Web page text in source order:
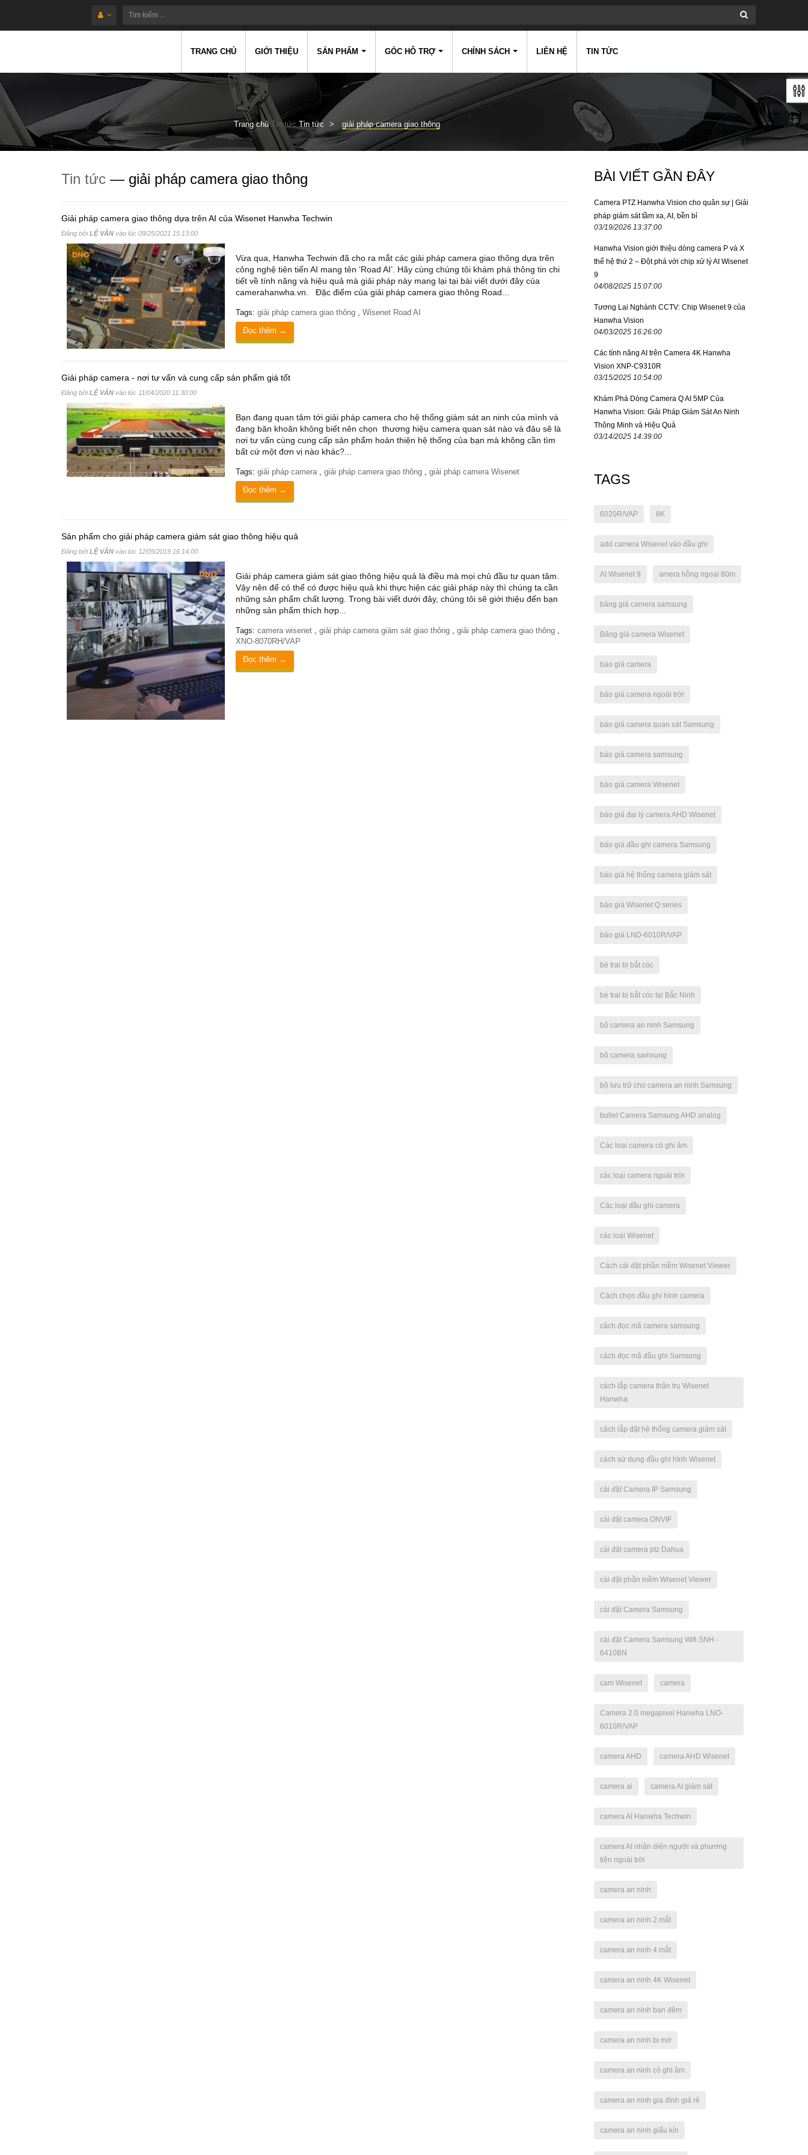
TRANG CHỦ GIỚI THIỆU SẢN PHẨM GÓC HỖ TRỢ CHÍNH SÁCH LIÊN HỆ TIN TỨC
Trang chủ Tin tức Tin tức giải pháp camera giao thông
Tin tức — giải pháp camera giao thông
Giải pháp camera giao thông dựa trên AI của Wisenet Hanwha Techwin
Đăng bởiLỆ VÂN vào lúc 09/25/2021 15:13:00
Vừa qua, Hanwha Techwin đã cho ra mắt các giải pháp camera giao thông dựa trên
công nghệ tiên tiến AI mang tên ‘Road AI’. Hãy cùng chúng tôi khám phá thông tin chi
tiết về tính năng và hiệu quả mà giải pháp này mang lại tại bài viết dưới đây của
camerahanwha.vn. Đặc điểm của giải pháp camera giao thông Road...
Tags: giải pháp camera giao thông , Wisenet Road AI
Đọc thêm →
Giải pháp camera - nơi tư vấn và cung cấp sản phẩm giá tốt
Đăng bởiLỆ VÂN vào lúc 11/04/2020 11:30:00
Bạn đang quan tâm tới giải pháp camera cho hệ thống giám sát an ninh của mình và
đang băn khoăn không biết nên chọn thương hiệu camera quan sát nào và đâu sẽ là
nơi tư vấn cùng cung cấp sản phẩm hoàn thiện hệ thống của bạn mà không cần tìm
bất cứ một đơn vị nào khác?...
Tags: giải pháp camera , giải pháp camera giao thông , giải pháp camera Wisenet
Đọc thêm →
Sản phẩm cho giải pháp camera giám sát giao thông hiệu quả
Đăng bởiLỆ VÂN vào lúc 12/05/2019 16:14:00
Giải pháp camera giám sát giao thông hiệu quả là điều mà mọi chủ đầu tư quan tâm.
Vậy nên để có thể có được hiệu quả khi thực hiện các giải pháp này thì chúng ta cần
những sản phẩm chất lượng. Trong bài viết dưới đây, chúng tôi sẽ giới thiệu đến bạn
những sản phẩm thích hợp...
Tags: camera wisenet , giải pháp camera giám sát giao thông , giải pháp camera giao thông ,
XNO-8070RH/VAP
Đọc thêm →
BÀI VIẾT GẦN ĐÂY
Camera PTZ Hanwha Vision cho quân sự | Giải
pháp giám sát tầm xa, AI, bền bỉ
03/19/2026 13:37:00
Hanwha Vision giới thiệu dòng camera P và X
thế hệ thứ 2 – Đột phá với chip xử lý AI Wisenet
9
04/08/2025 15:07:00
Tương Lai Nghành CCTV: Chip Wisenet 9 của
Hanwha Vision
04/03/2025 16:26:00
Các tính năng AI trên Camera 4K Hanwha
Vision XNP-C9310R
03/15/2025 10:54:00
Khám Phá Dòng Camera Q AI 5MP Của
Hanwha Vision: Giải Pháp Giám Sát An Ninh
Thông Minh và Hiệu Quả
03/14/2025 14:39:00
TAGS
6020R/VAP 8K
add camera Wisenet vào đầu ghi
AI Wisenet 9 amera hồng ngoại 80m
bảng giá camera samsung
Bảng giá camera Wisenet
báo giá camera
báo giá camera ngoài trời
báo giá camera quan sát Samsung
báo giá camera samsung
báo giá camera Wisenet
báo giá đại lý camera AHD Wisenet
báo giá đầu ghi camera Samsung
báo giá hệ thống camera giám sát
báo giá Wisenet Q series
báo giá LND-6010R/VAP
bé trai bị bắt cóc
bé trai bị bắt cóc tại Bắc Ninh
bộ camera an ninh Samsung
bộ camera samsung
bộ lưu trữ cho camera an ninh Samsung
bullet Camera Samsung AHD analog
Các loại camera có ghi âm
các loại camera ngoài trời
Các loại đầu ghi camera
các loại Wisenet
Cách cài đặt phần mềm Wisenet Viewer
Cách chọn đầu ghi hình camera
cách đọc mã camera samsung
cách đọc mã đầu ghi Samsung
cách lắp camera thân trụ Wisenet
Hanwha
cách lắp đặt hệ thống camera giám sát
cách sử dụng đầu ghi hình Wisenet
cài đặt Camera IP Samsung
cài đặt camera ONVIF
cài đặt camera ptz Dahua
cài đặt phần mềm Wisenet Viewer
cài đặt Camera Samsung
cài đặt Camera Samsung Wifi SNH -
6410BN
cam Wisenet camera
Camera 2.0 megapixel Hanwha LNO-
6010R/VAP
camera AHD camera AHD Wisenet
camera ai camera AI giám sát
camera AI Hanwha Techwin
camera AI nhận diện người và phương
tiện ngoài trời
camera an ninh
camera an ninh 2 mắt
camera an ninh 4 mắt
camera an ninh 4K Wisenet
camera an ninh ban đêm
camera an ninh bị mờ
camera an ninh có ghi âm
camera an ninh gia đình giá rẻ
camera an ninh giấu kín